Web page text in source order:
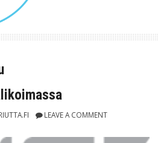
LEAVE A COMMENT